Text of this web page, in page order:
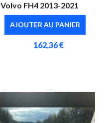
Volvo FH4 2013-2021
AJOUTER AU PANIER
162,36 €